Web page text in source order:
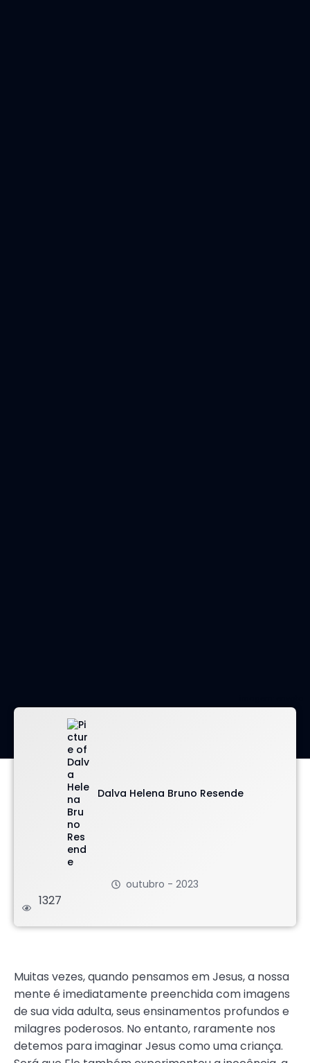
Dalva Helena Bruno Resende
outubro - 2023
1327
Muitas vezes, quando pensamos em Jesus, a nossa
mente é imediatamente preenchida com imagens
de sua vida adulta, seus ensinamentos profundos e
milagres poderosos. No entanto, raramente nos
detemos para imaginar Jesus como uma criança.